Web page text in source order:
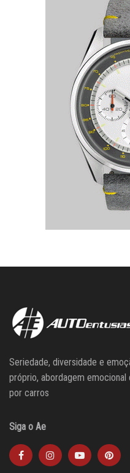
Seriedade, diversidade e
próprio, abordagem
por carros
Siga o Ae